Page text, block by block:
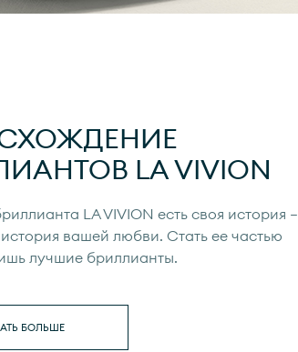
LA VIVION
LA VIVION есть своя история —
вашей любви. Стать ее частью
лучшие бриллианты.
БОЛЬШЕ